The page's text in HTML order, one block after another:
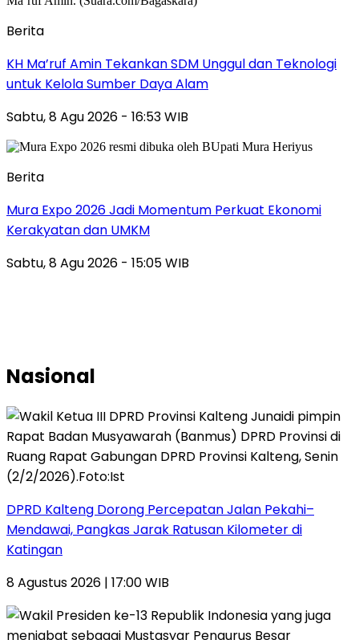
Berita
KH Ma’ruf Amin Tekankan SDM Unggul dan Teknologi
untuk Kelola Sumber Daya Alam
Sabtu, 8 Agu 2026 - 16:53 WIB
Berita
Mura Expo 2026 Jadi Momentum Perkuat Ekonomi
Kerakyatan dan UMKM
Sabtu, 8 Agu 2026 - 15:05 WIB
Nasional
DPRD Kalteng Dorong Percepatan Jalan Pekahi–
Mendawai, Pangkas Jarak Ratusan Kilometer di
Katingan
8 Agustus 2026 | 17:00 WIB